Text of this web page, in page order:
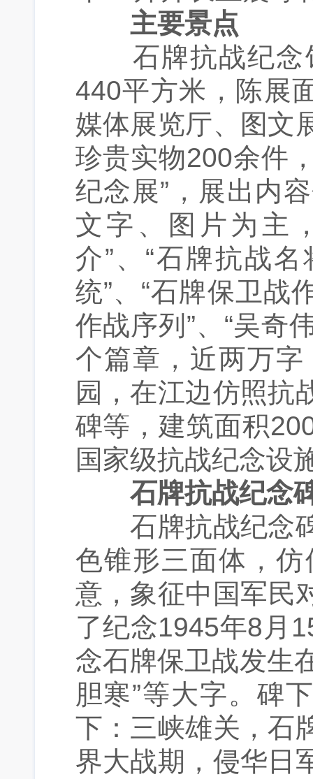
主要景点
石牌抗战纪念
440平方米，陈展
媒体展览厅、图文
珍贵实物200余件
纪念展”，展出内
文字、图片为主
介”、“石牌抗战
统”、“石牌保卫战
作战序列”、“吴奇
个篇章，近两万
园，在江边仿照抗
碑等，建筑面积
国家级抗战纪念设
石牌抗战纪念
石牌抗战纪念碑
色锥形三面体，
意，象征中国军民
了纪念1945年8月
念石牌保卫战发生
胆寒”等大字。碑
下：三峡雄关，石
界大战期，侵华日